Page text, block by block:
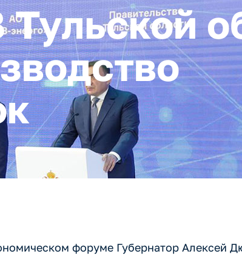
форуме Губернатор Алексей